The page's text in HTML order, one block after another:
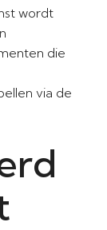
wordt
die
via de